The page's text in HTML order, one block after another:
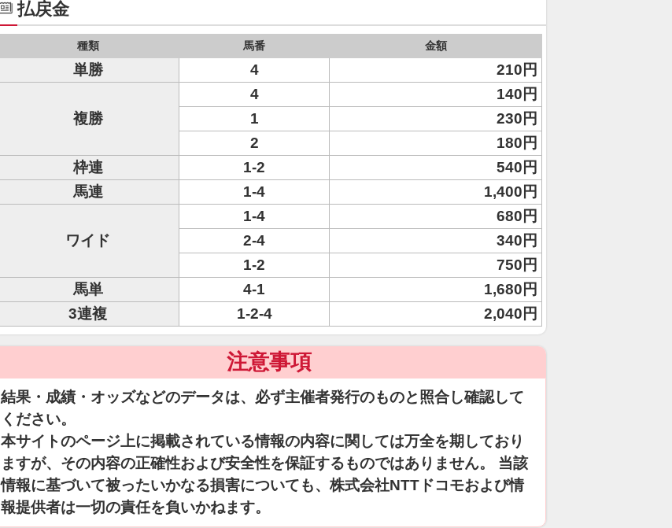
払戻金
種類 馬番 金額
単勝 4 210円
複勝
4
140円
1
230円
2
180円
枠連
1-2
540円
馬連
1-4 1,400円
ワイド
1-4
680円
2-4
340円
1-2
750円
馬単
4-1
1,680円
3連複
1-2-4 2,040円
注意事項
結果・成績・オッズなどのデータは、必ず主催者発行のものと照合し確認して
ください。
本サイトのページ上に掲載されている情報の内容に関しては万全を期しており
ますが、その内容の正確性および安全性を保証するものではありません。 当該
情報に基づいて被ったいかなる損害についても、株式会社NTTドコモおよび情
報提供者は一切の責任を負いかねます。